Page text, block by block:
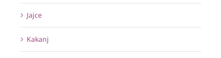
Jajce
Kakanj